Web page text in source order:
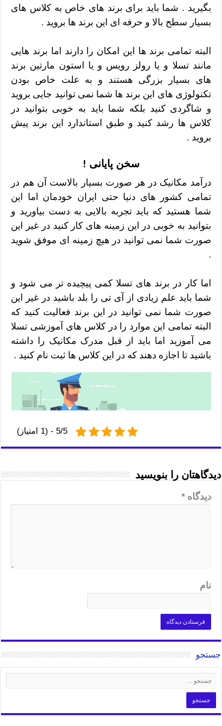
بگیرید . شما باید برای برند های خاص به کلاس های
بسیار سطح بالا و حرفه ای این برند ها بروید .
البته تمامی برند ها این امکان را دارند اما برند هایی
مانند تسلا و یا رولز رویس و یا استون مارتین برند
های بسیار بزرگی هستند و به علت خاص بودن
تکنولوژی های این برند ها شما نمی توانید جایی بروید
و شاگردی کنید بلکه شما باید به خوبی بتوانید در
کلاس ها رشد کنید و طبق استاندارد این برند پیش
بروید .
سخن پایانی !
درآمد مکانیک در هر صورت بسیار بالاست آن هم در
تمامی کشور های دنیا حتی ایران خودمان اما این
شما هستید که باید تجربه بالایی به دست بیاورید و
بتوانید به خوبی در این زمینه های کار کنید در غیر این
صورت شما نمی توانید در هیچ زمینه ای موفق شوید
.
اما کار در برند های تسلا کمی پیچیده تر می شود و
شما باید علم زیادی از آی تی را بلد باشید در غیر این
صورت شما نمی توانید در این برند فعالیت کنید که
البته تمامی این موارد را در کلاس های آموزشی تسلا
می آموزید اما باید از قبل مدرک مکانیک را داشته
باشید تا اجازه دهند که در این کلاس ها ثبت نام کنید .
5/5 - (1 امتیاز)
دیدگاهتان را بنویسید
دیدگاه*
نام
جستجو